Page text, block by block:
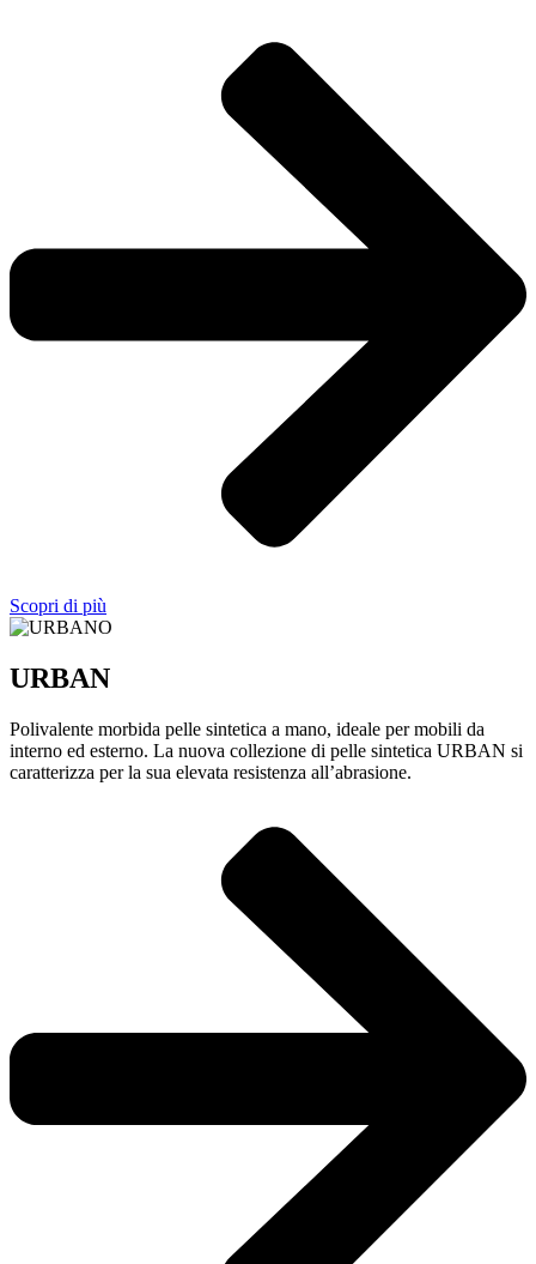
Scopri di più
URBAN
Polivalente morbida pelle sintetica a mano, ideale per mobili da
interno ed esterno. La nuova collezione di pelle sintetica URBAN si
caratterizza per la sua elevata resistenza all’abrasione.